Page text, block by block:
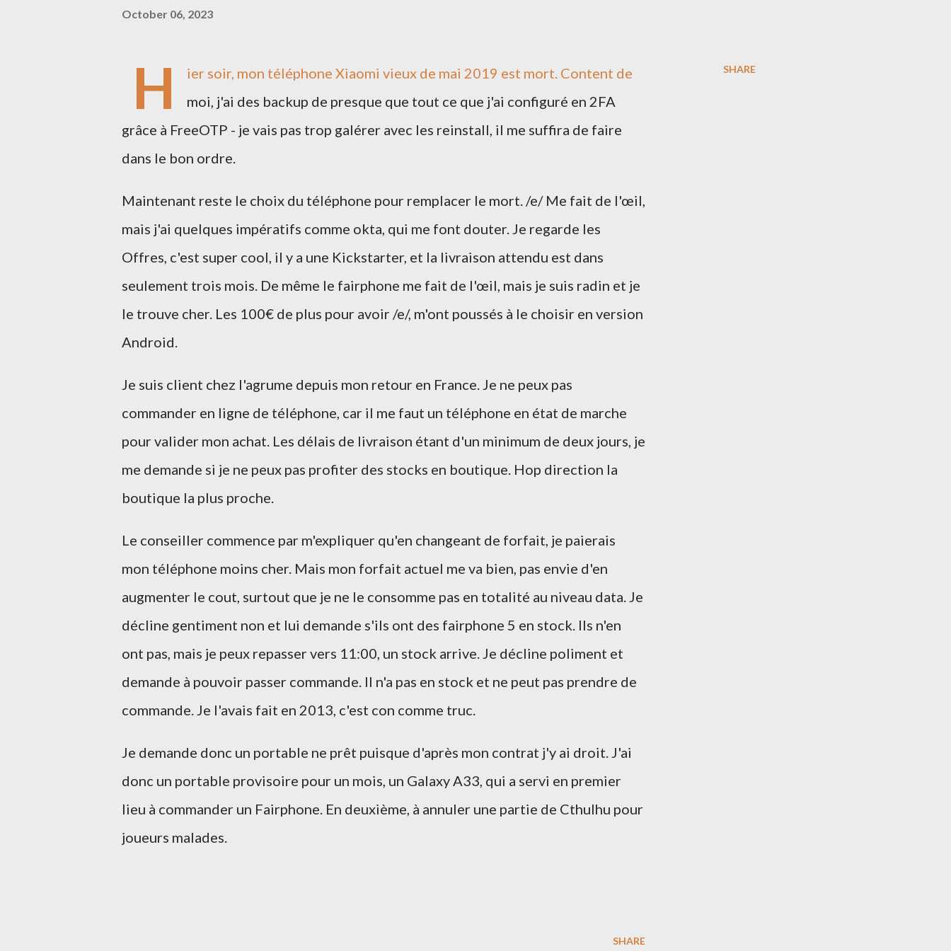
October 06, 2023
H
ier soir, mon téléphone Xiaomi vieux de mai 2019 est mort. Content de
moi, j'ai des backup de presque que tout ce que j'ai configuré en 2FA
grâce à FreeOTP - je vais pas trop galérer avec les reinstall, il me suffira de faire
dans le bon ordre.
Maintenant reste le choix du téléphone pour remplacer le mort. /e/ Me fait de l'œil,
mais j'ai quelques impératifs comme okta, qui me font douter. Je regarde les
Offres, c'est super cool, il y a une Kickstarter, et la livraison attendu est dans
seulement trois mois. De même le fairphone me fait de l'œil, mais je suis radin et je
le trouve cher. Les 100€ de plus pour avoir /e/, m'ont poussés à le choisir en version
Android.
Je suis client chez l'agrume depuis mon retour en France. Je ne peux pas
commander en ligne de téléphone, car il me faut un téléphone en état de marche
pour valider mon achat. Les délais de livraison étant d'un minimum de deux jours, je
me demande si je ne peux pas profiter des stocks en boutique. Hop direction la
boutique la plus proche.
Le conseiller commence par m'expliquer qu'en changeant de forfait, je paierais
mon téléphone moins cher. Mais mon forfait actuel me va bien, pas envie d'en
augmenter le cout, surtout que je ne le consomme pas en totalité au niveau data. Je
décline gentiment non et lui demande s'ils ont des fairphone 5 en stock. Ils n'en
ont pas, mais je peux repasser vers 11:00, un stock arrive. Je décline poliment et
demande à pouvoir passer commande. Il n'a pas en stock et ne peut pas prendre de
commande. Je l'avais fait en 2013, c'est con comme truc.
Je demande donc un portable ne prêt puisque d'après mon contrat j'y ai droit. J'ai
donc un portable provisoire pour un mois, un Galaxy A33, qui a servi en premier
lieu à commander un Fairphone. En deuxième, à annuler une partie de Cthulhu pour
joueurs malades.
SHARE
SHARE